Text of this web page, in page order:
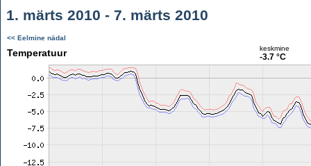
1. märts 2010 - 7. märts 2010
<< Eelmine nädal
Temperatuur keskmine
-3.7 °C